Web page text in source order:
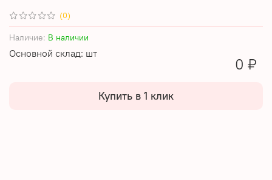
(0)
Наличие: В наличии
Основной склад: шт
0 ₽
Купить в 1 клик